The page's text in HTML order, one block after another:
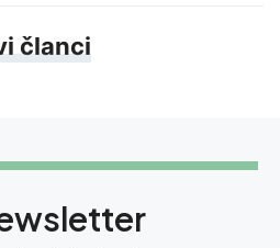
članci